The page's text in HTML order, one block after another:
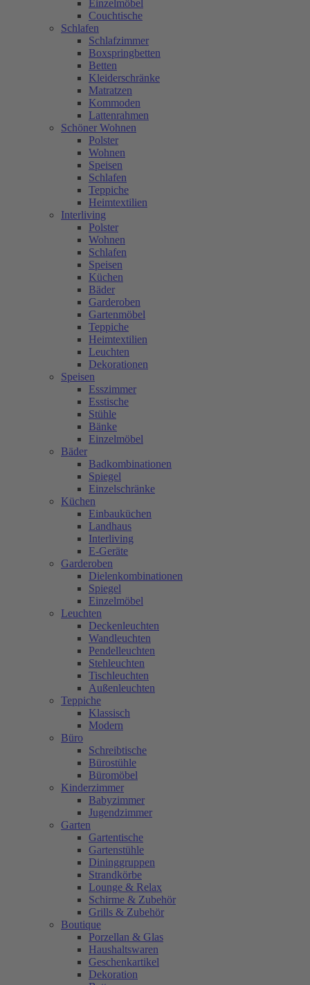
Einzelmöbel
Couchtische
Schlafen
Schlafzimmer
Boxspringbetten
Betten
Kleiderschränke
Matratzen
Kommoden
Lattenrahmen
Schöner Wohnen
Polster
Wohnen
Speisen
Schlafen
Teppiche
Heimtextilien
Interliving
Polster
Wohnen
Schlafen
Speisen
Küchen
Bäder
Garderoben
Gartenmöbel
Teppiche
Heimtextilien
Leuchten
Dekorationen
Speisen
Esszimmer
Esstische
Stühle
Bänke
Einzelmöbel
Bäder
Badkombinationen
Spiegel
Einzelschränke
Küchen
Einbauküchen
Landhaus
Interliving
E-Geräte
Garderoben
Dielenkombinationen
Spiegel
Einzelmöbel
Leuchten
Deckenleuchten
Wandleuchten
Pendelleuchten
Stehleuchten
Tischleuchten
Außenleuchten
Teppiche
Klassisch
Modern
Büro
Schreibtische
Bürostühle
Büromöbel
Kinderzimmer
Babyzimmer
Jugendzimmer
Garten
Gartentische
Gartenstühle
Dininggruppen
Strandkörbe
Lounge & Relax
Schirme & Zubehör
Grills & Zubehör
Boutique
Porzellan & Glas
Haushaltswaren
Geschenkartikel
Dekoration